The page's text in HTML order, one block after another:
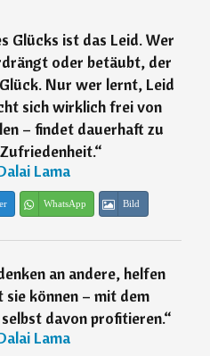
Glücks ist das Leid. Wer
oder betäubt, der
Nur wer lernt, Leid
sich wirklich frei von
– findet dauerhaft zu
“
Lama
WhatsApp Bild
an andere, helfen
sie können – mit dem
davon profitieren.“
Lama